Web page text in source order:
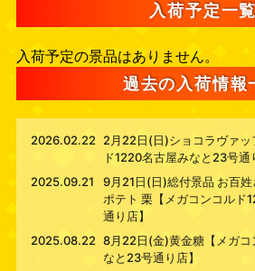
入荷予定一覧
入荷予定の景品はありません。
過去の入荷情報
2026.02.22
2月22日(日)ショコラヴァ
ド1220名古屋みなと23号通
2025.09.21
9月21日(日)総付景品 お百
ポテト 栗【メガコンコルド
通り店】
2025.08.22 8月22日(金)黄金糖【メガ
なと23号通り店】